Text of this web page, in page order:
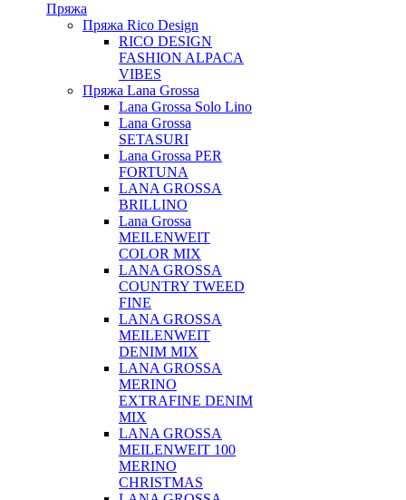
Пряжа
Пряжа Rico Design
RICO DESIGN
FASHION ALPACA
VIBES
Пряжа Lana Grossa
Lana Grossa Solo Lino
Lana Grossa
SETASURI
Lana Grossa PER
FORTUNA
LANA GROSSA
BRILLINO
Lana Grossa
MEILENWEIT
COLOR MIX
LANA GROSSA
COUNTRY TWEED
FINE
LANA GROSSA
MEILENWEIT
DENIM MIX
LANA GROSSA
MERINO
EXTRAFINE DENIM
MIX
LANA GROSSA
MEILENWEIT 100
MERINO
CHRISTMAS